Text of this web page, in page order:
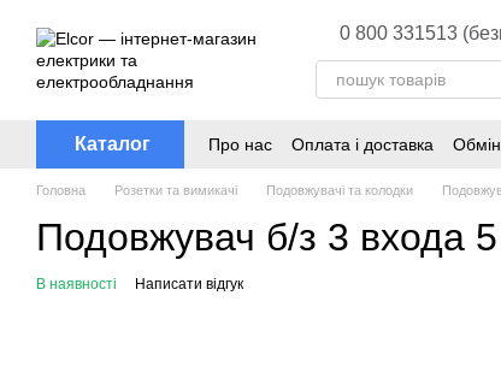
0 800 331513
Каталог Про нас Оплата і доставка
Головна Розетки та вимикачі Подовжувачі та колодки
Подовжувач б/з 3 входа
В наявності Написати відгук